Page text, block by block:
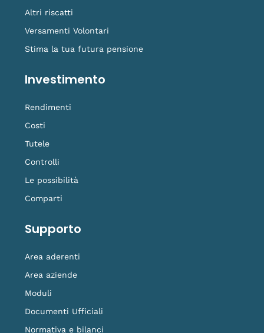
Altri riscatti
Versamenti Volontari
Stima la tua futura pensione
Investimento
Rendimenti
Costi
Tutele
Controlli
Le possibilità
Comparti
Supporto
Area aderenti
Area aziende
Moduli
Documenti Ufficiali
Normativa e bilanci